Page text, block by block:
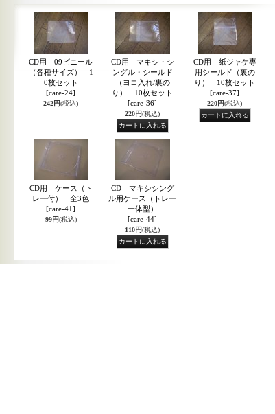
CD用 09ビニール
（各種サイズ） 1
0枚セット
[care-24]
242円(税込)
CD用 マキシ・シ
ングル・シールド
（ヨコ入れ/裏の
り） 10枚セット
[care-36]
220円(税込)
CD用 紙ジャケ専
用シールド（裏の
り） 10枚セット
[care-37]
220円(税込)
CD用 ケース（ト
レー付） 全3色
[care-41]
99円(税込)
CD マキシシング
ル用ケース（トレー
一体型）
[care-44]
110円(税込)